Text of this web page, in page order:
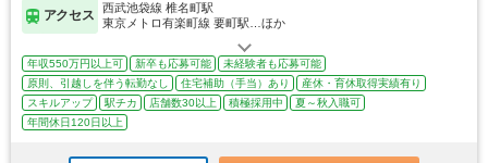
アクセス
西武池袋線 椎名町駅
東京メトロ有楽町線 要町駅…ほか
年収550万円以上可 新卒も応募可能
未経験者も応募可能
原則、引越しを伴う転勤なし
住宅補助（手当）あり
産休・育休取得実績有り
スキルアップ
駅チカ 店舗数30以上 積極採用中
夏～秋入職可
年間休日120日以上